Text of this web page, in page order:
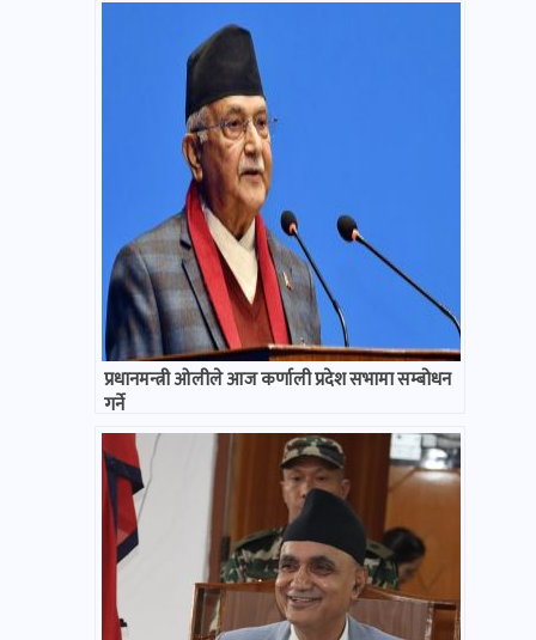
प्रधानमन्त्री ओलीले आज कर्णाली प्रदेश सभामा सम्बोधन
गर्ने